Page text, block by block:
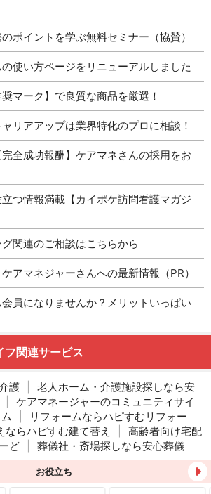
ポイントを学ぶ無料セミナー（協賛）
使い方ページをリニューアルしました
奨マーク】で良質な商品を厳選！
リアアップは業界特化のプロに相談！
全成功報酬】ケアマネさんの採用をお
つ情報満載【カイポケ訪問看護マガジ
関連のご相談はこちらから
アマネジャーさんへの最新情報（PR）
員になりませんか？メリットいっぱい
フ関連サービス
護
老人ホーム・介護施設探しなら安
ケアマネージャーのコミュニティサイ
リフォームならハピすむリフォー
ならハピすむ建て替え
高齢者向け宅配
ど
葬儀社・斎場探しなら安心葬儀
お役立ち